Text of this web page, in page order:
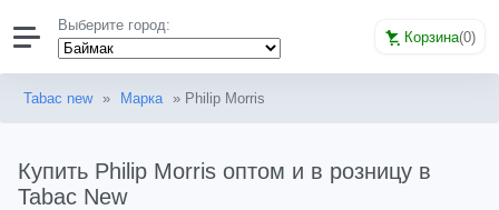
Выберите город:
Корзина(0)
Tabac new » Марка » Philip Morris
Купить Philip Morris оптом и в розницу в
Tabac New